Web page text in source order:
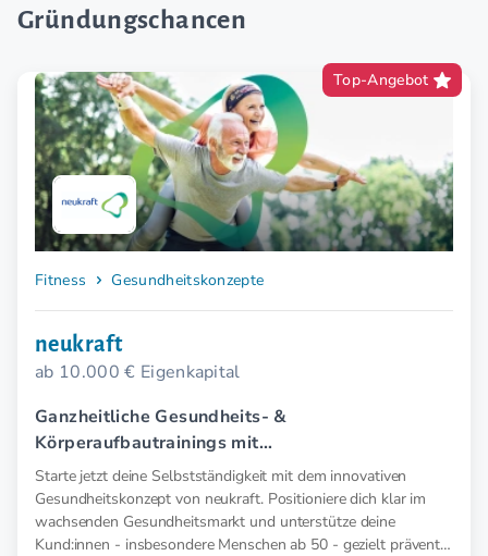
Gründungschancen
Top-Angebot
Fitness Gesundheitskonzepte
neukraft
ab 10.000 € Eigenkapital
Ganzheitliche Gesundheits- &
Körperaufbautrainings mit
Elektromyostimulation (EMS).
Starte jetzt deine Selbstständigkeit mit dem innovativen
Gesundheitskonzept von neukraft. Positioniere dich klar im
wachsenden Gesundheitsmarkt und unterstütze deine
Kund:innen - insbesondere Menschen ab 50 - gezielt präventiv